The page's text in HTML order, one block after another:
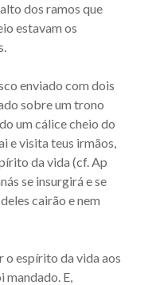
eius - Capítulo 54
eius - Capítulo 55
eius - Capítulo 57
eius - Capítulo 58
eius - Capítulo 59
eius - Capítulo 6
eius - Capítulo 60
eius - Capítulo 61
eius - Capítulo 63
dos ramos que
estavam os
enviado com dois
sobre um trono
um cálice cheio do
e visita teus irmãos,
da vida (cf. Ap
se insurgirá e se
cairão e nem
o espírito da vida aos
mandado. E,